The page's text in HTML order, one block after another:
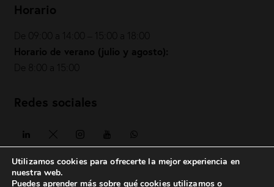
Horario
De 09:00 a 14:00 – 15:00 a 18:00
Horario de verano (julio y agosto):
De 8:00 a 15:00
Redes sociales
Utilizamos cookies para ofrecerte la mejor experiencia en
nuestra web.
Puedes aprender más sobre qué cookies utilizamos o